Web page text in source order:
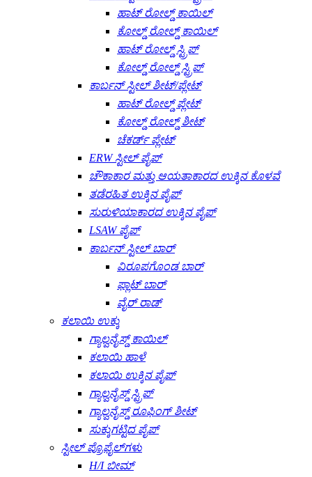
ಹಾಟ್ ರೋಲ್ಡ್ ಕಾಯಿಲ್
ಕೋಲ್ಡ್ ರೋಲ್ಡ್ ಕಾಯಿಲ್
ಹಾಟ್ ರೋಲ್ಡ್ ಸ್ಟ್ರಿಪ್
ಕೋಲ್ಡ್ ರೋಲ್ಡ್ ಸ್ಟ್ರಿಪ್
ಕಾರ್ಬನ್ ಸ್ಟೀಲ್ ಶೀಟ್/ಪ್ಲೇಟ್
ಹಾಟ್ ರೋಲ್ಡ್ ಪ್ಲೇಟ್
ಕೋಲ್ಡ್ ರೋಲ್ಡ್ ಶೀಟ್
ಚೆಕರ್ಡ್ ಪ್ಲೇಟ್
ERW ಸ್ಟೀಲ್ ಪೈಪ್
ಚೌಕಾಕಾರ ಮತ್ತು ಆಯತಾಕಾರದ ಉಕ್ಕಿನ ಕೊಳವೆ
ತಡೆರಹಿತ ಉಕ್ಕಿನ ಪೈಪ್
ಸುರುಳಿಯಾಕಾರದ ಉಕ್ಕಿನ ಪೈಪ್
LSAW ಪೈಪ್
ಕಾರ್ಬನ್ ಸ್ಟೀಲ್ ಬಾರ್
ವಿರೂಪಗೊಂಡ ಬಾರ್
ಫ್ಲಾಟ್ ಬಾರ್
ವೈರ್ ರಾಡ್
ಕಲಾಯಿ ಉಕ್ಕು
ಗ್ಯಾಲ್ವನೈಸ್ಡ್ ಕಾಯಿಲ್
ಕಲಾಯಿ ಹಾಳೆ
ಕಲಾಯಿ ಉಕ್ಕಿನ ಪೈಪ್
ಗ್ಯಾಲ್ವನೈಸ್ಡ್ ಸ್ಟ್ರಿಪ್
ಗ್ಯಾಲ್ವನೈಸ್ಡ್ ರೂಫಿಂಗ್ ಶೀಟ್
ಸುಕ್ಕುಗಟ್ಟಿದ ಪೈಪ್
ಸ್ಟೀಲ್ ಪ್ರೊಫೈಲ್‌ಗಳು
H/I ಬೀಮ್